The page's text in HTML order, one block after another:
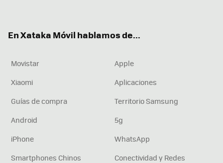
En Xataka Móvil hablamos de...
Movistar
Apple
Xiaomi
Aplicaciones
Guías de compra
Territorio Samsung
Android
5g
iPhone
WhatsApp
Smartphones Chinos
Conectividad y Redes